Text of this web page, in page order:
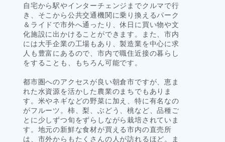
自宅から駅やインターチェンジまでクルマで行
き、そこから公共交通機関に乗り換えるパーク
＆ライドで市外へ通ったり、休日に買い物や文
化施設に出かけることができます。また、市内
には大手企業の工場もあり、製造業を中心に求
人も豊富にあるので、市内で職住近接の暮らし
をすることも、もちろん可能です。
都市圏へのアクセスが良い朝倉市ですが、恵ま
れた水資源を活かした農業のまちでもありま
す。米やネギなどの野菜に加え、特に有名なの
がフルーツ。柿、梨、ぶどう、桃など、品種ご
とに少しずつ旬をずらしながら栽培されていま
す。地元の新鮮な食材が買える市内の直売所
は、市外からもたくさんの人が訪れるほど。ま